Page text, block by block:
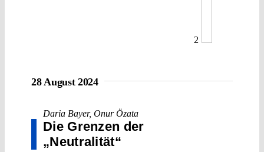
2
28 August 2024
Daria Bayer, Onur Özata
Die Grenzen der
„Neutralität“